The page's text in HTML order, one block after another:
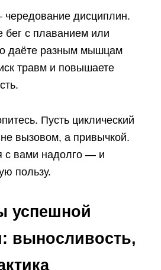
дисциплин.
бег с плаванием или
даёте разным мышцам
травм и повышаете
Пусть циклический
вызовом, а привычкой.
с вами надолго — и
пользу.
успешной
выносливость,